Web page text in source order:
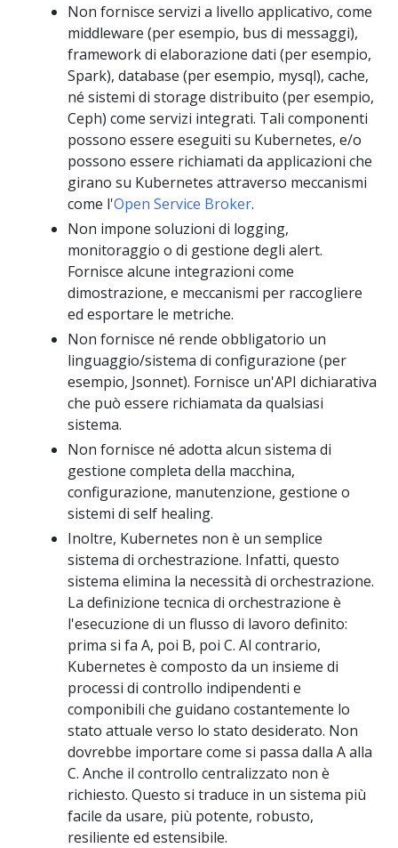
Non fornisce servizi a livello applicativo, come
middleware (per esempio, bus di messaggi),
framework di elaborazione dati (per esempio,
Spark), database (per esempio, mysql), cache,
né sistemi di storage distribuito (per esempio,
Ceph) come servizi integrati. Tali componenti
possono essere eseguiti su Kubernetes, e/o
possono essere richiamati da applicazioni che
girano su Kubernetes attraverso meccanismi
come l'Open Service Broker.
Non impone soluzioni di logging,
monitoraggio o di gestione degli alert.
Fornisce alcune integrazioni come
dimostrazione, e meccanismi per raccogliere
ed esportare le metriche.
Non fornisce né rende obbligatorio un
linguaggio/sistema di configurazione (per
esempio, Jsonnet). Fornisce un'API dichiarativa
che può essere richiamata da qualsiasi
sistema.
Non fornisce né adotta alcun sistema di
gestione completa della macchina,
configurazione, manutenzione, gestione o
sistemi di self healing.
Inoltre, Kubernetes non è un semplice
sistema di orchestrazione. Infatti, questo
sistema elimina la necessità di orchestrazione.
La definizione tecnica di orchestrazione è
l'esecuzione di un flusso di lavoro definito:
prima si fa A, poi B, poi C. Al contrario,
Kubernetes è composto da un insieme di
processi di controllo indipendenti e
componibili che guidano costantemente lo
stato attuale verso lo stato desiderato. Non
dovrebbe importare come si passa dalla A alla
C. Anche il controllo centralizzato non è
richiesto. Questo si traduce in un sistema più
facile da usare, più potente, robusto,
resiliente ed estensibile.